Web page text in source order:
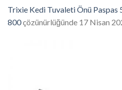
Trixie Kedi Tuvaleti Önü
800çözünürlüğünde 17 Nisan